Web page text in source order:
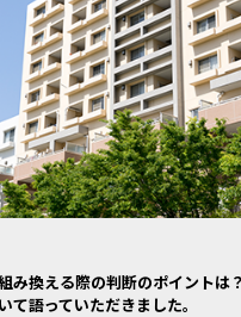
み換える際の判断のポイントは
て語っていただきました。